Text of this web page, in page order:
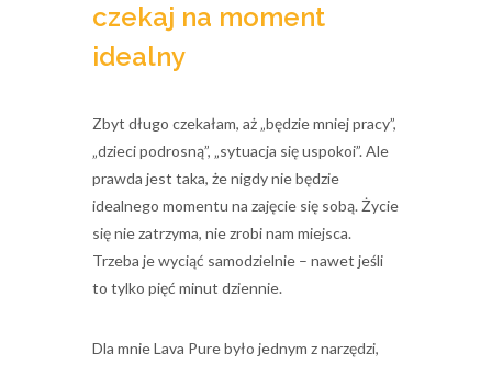
czekaj na moment
idealny
Zbyt długo czekałam, aż „będzie mniej pracy”,
„dzieci podrosną”, „sytuacja się uspokoi”. Ale
prawda jest taka, że nigdy nie będzie
idealnego momentu na zajęcie się sobą. Życie
się nie zatrzyma, nie zrobi nam miejsca.
Trzeba je wyciąć samodzielnie – nawet jeśli
to tylko pięć minut dziennie.
Dla mnie Lava Pure było jednym z narzędzi,